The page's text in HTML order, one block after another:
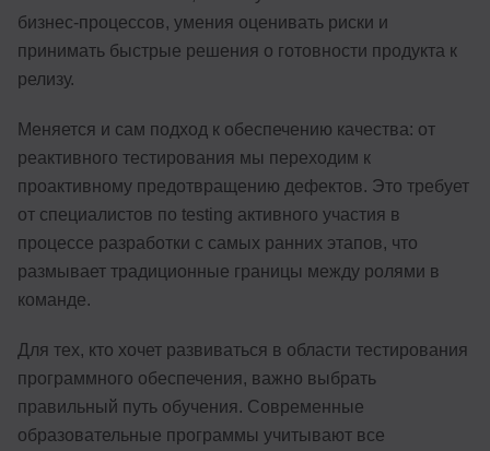
бизнес-процессов, умения оценивать риски и
принимать быстрые решения о готовности продукта к
релизу.
Меняется и сам подход к обеспечению качества: от
реактивного тестирования мы переходим к
проактивному предотвращению дефектов. Это требует
от специалистов по testing активного участия в
процессе разработки с самых ранних этапов, что
размывает традиционные границы между ролями в
команде.
Для тех, кто хочет развиваться в области тестирования
программного обеспечения, важно выбрать
правильный путь обучения. Современные
образовательные программы учитывают все